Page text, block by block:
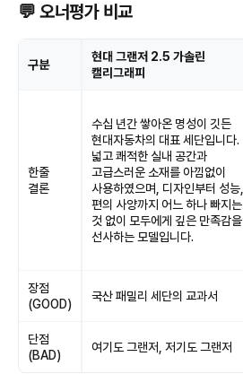
💬 오너평가 비교
구분
현대 그랜저 2.5 가솔린
캘리그래피
한줄
결론
수십 년간 쌓아온 명성이 깃든
현대자동차의 대표 세단입니다.
넓고 쾌적한 실내 공간과
고급스러운 소재를 아낌없이
사용하였으며, 디자인부터 성능,
편의 사양까지 어느 하나 빠지는
것 없이 모두에게 깊은 만족감을
선사하는 모델입니다.
장점
(GOOD)
국산 패밀리 세단의 교과서
단점
(BAD)
여기도 그랜저, 저기도 그랜저